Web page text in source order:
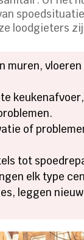
loodgieters
muren,
of
tot
elk type
leggen